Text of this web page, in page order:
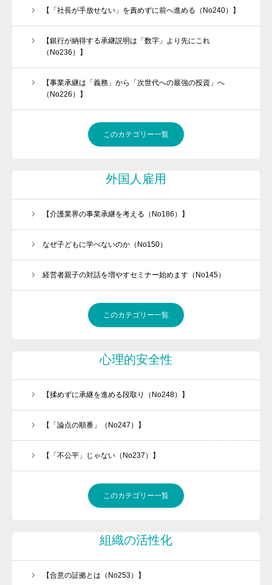
【「社長が手放せない」を責めずに前へ進める（No240）】
【銀行が納得する承継説明は「数字」より先にこれ
（No236）】
【事業承継は「義務」から「次世代への最強の投資」へ
（No226）】
このカテゴリー一覧
外国人雇用
【介護業界の事業承継を考える（No186）】
なぜ子どもに学べないのか（No150）
経営者親子の対話を増やすセミナー始めます（No145）
このカテゴリー一覧
心理的安全性
【揉めずに承継を進める段取り（No248）】
【「論点の順番」（No247）】
【「不公平」じゃない（No237）】
このカテゴリー一覧
組織の活性化
【合意の証拠とは（No253）】